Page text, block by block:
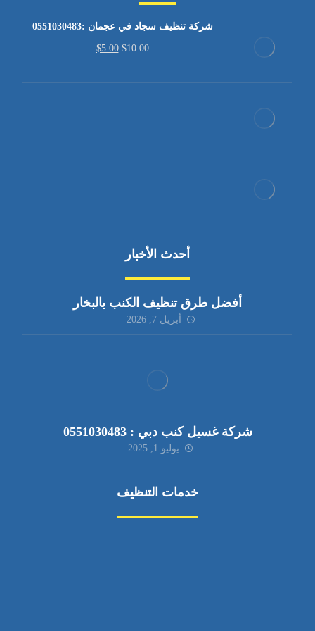
شركة تنظيف سجاد في عجمان :0551030483
$10.00
$5.00
أحدث الأخبار
أفضل طرق تنظيف الكنب بالبخار
أبريل 7, 2026
شركة غسيل كنب دبي : 0551030483
يوليو 1, 2025
خدمات التنظيف